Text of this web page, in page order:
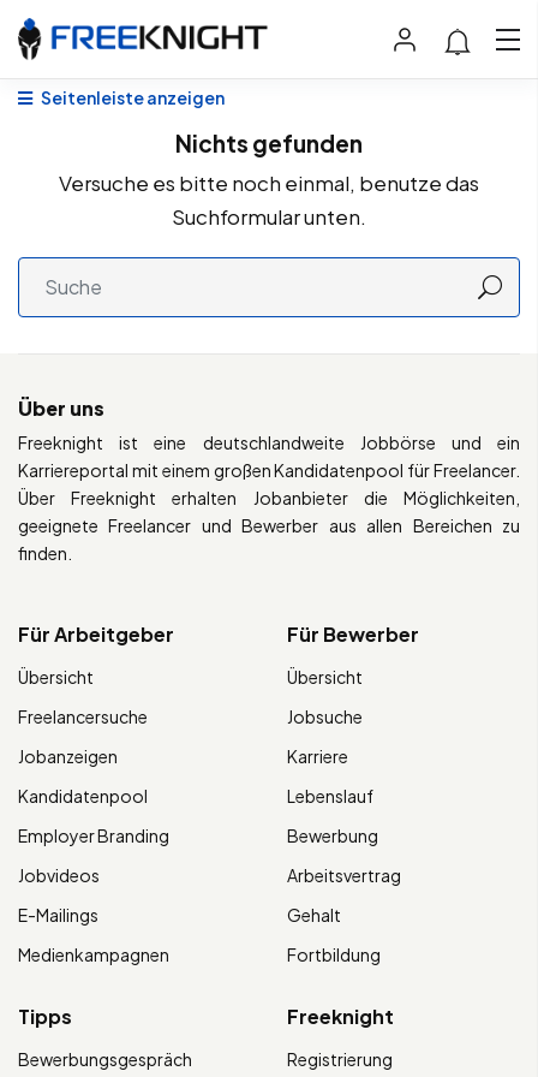
Seitenleiste anzeigen
Nichts gefunden
Versuche es bitte noch einmal, benutze das
Suchformular unten.
Über uns
Freeknight ist eine deutschlandweite Jobbörse und ein
Karriereportal mit einem großen Kandidatenpool für Freelancer.
Über Freeknight erhalten Jobanbieter die Möglichkeiten,
geeignete Freelancer und Bewerber aus allen Bereichen zu
finden.
Für Arbeitgeber
Übersicht
Freelancersuche
Jobanzeigen
Kandidatenpool
Employer Branding
Jobvideos
E-Mailings
Medienkampagnen
Für Bewerber
Übersicht
Jobsuche
Karriere
Lebenslauf
Bewerbung
Arbeitsvertrag
Gehalt
Fortbildung
Tipps
Bewerbungsgespräch
Freeknight
Registrierung